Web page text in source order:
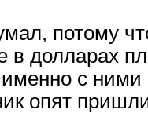
потому
в долларах
с ними
опят